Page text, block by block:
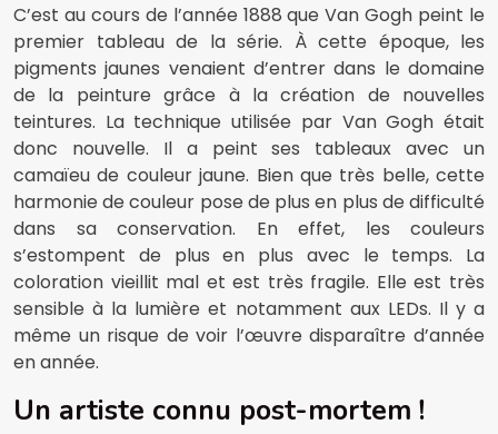
C’est au cours de l’année 1888 que Van Gogh peint le
premier tableau de la série. À cette époque, les
pigments jaunes venaient d’entrer dans le domaine
de la peinture grâce à la création de nouvelles
teintures. La technique utilisée par Van Gogh était
donc nouvelle. Il a peint ses tableaux avec un
camaïeu de couleur jaune. Bien que très belle, cette
harmonie de couleur pose de plus en plus de difficulté
dans sa conservation. En effet, les couleurs
s’estompent de plus en plus avec le temps. La
coloration vieillit mal et est très fragile. Elle est très
sensible à la lumière et notamment aux LEDs. Il y a
même un risque de voir l’œuvre disparaître d’année
en année.
Un artiste connu post-mortem !